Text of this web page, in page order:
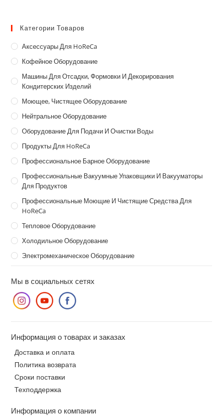
Категории Товаров
Аксессуары Для HoReCa
Кофейное Оборудование
Машины Для Отсадки, Формовки И Декорирования
Кондитерских Изделий
Моющее, Чистящее Оборудование
Нейтральное Оборудование
Оборудование Для Подачи И Очистки Воды
Продукты Для HoReCa
Профессиональное Барное Оборудование
Профессиональные Вакуумные Упаковщики И Вакууматоры
Для Продуктов
Профессиональные Моющие И Чистящие Средства Для
HoReCa
Тепловое Оборудование
Холодильное Оборудование
Электромеханическое Оборудование
Мы в социальных сетях
Информация о товарах и заказах
Доставка и оплата
Политика возврата
Сроки поставки
Техподдержка
Информация о компании